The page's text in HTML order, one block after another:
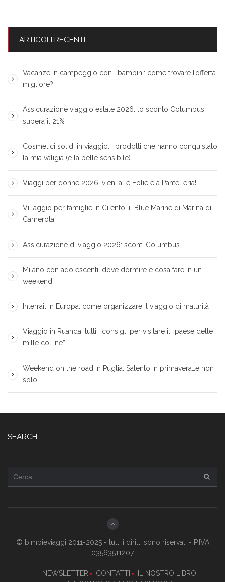
ARTICOLI RECENTI
Vacanze in campeggio con i bambini: come trovare l’offerta
migliore?
Assicurazione viaggio estate 2026: lo sconto Columbus
supera il 21%
Cosmetici solidi in viaggio: i prodotti che hanno conquistato
la mia valigia (e la pelle sensibile)
Viaggi per donne 2026: vieni alle Eolie e a Pantelleria!
Villaggio per famiglie in Cilento: il Blue Marine di Marina di
Camerota
Assicurazione di viaggio 2026: sconti Columbus
Milano con adolescenti: dove dormire e cosa fare in un
weekend
Interrail in Europa: come organizzare il viaggio di maturità
Viaggio in Ruanda: tutti i consigli per visitare il “paese delle
mille colline”
Weekend on the road in Puglia: Salento in primavera…e non
solo!
SEARCH
per:
© bimbieviaggi 2011-2025 - tutti i diritti sono riservati - P.IVA
03563511207
NEWSLETTER CONTATTI
IL NOSTRO LIBRO